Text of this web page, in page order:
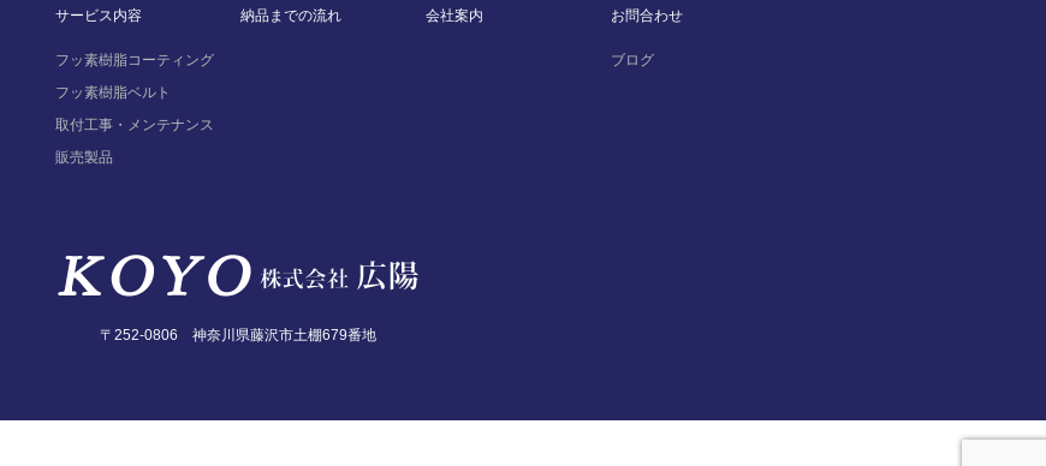
サービス内容
フッ素樹脂コーティング
フッ素樹脂ベルト
取付工事・メンテナンス
販売製品
納品までの流れ 会社案内 お問合わせ
ブログ
〒252-0806 神奈川県藤沢市土棚679番地